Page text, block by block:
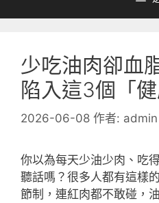
少吃油肉卻血
陷入這3個「
2026-06-08 作者: admin
你以為每天少油少肉、吃
聽話嗎？很多人都有這樣
節制，連紅肉都不敢碰，